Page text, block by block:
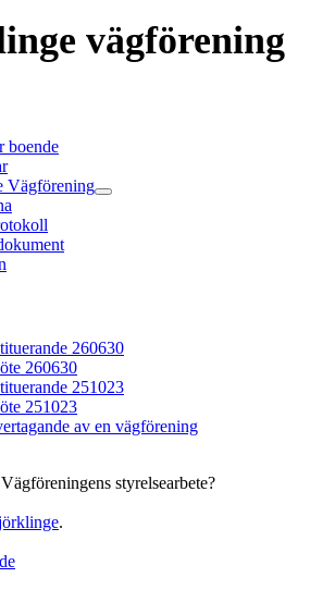
vägförening
boende
Vägförening
260630
260630
251023
251023
av en vägförening
styrelsearbete?
.